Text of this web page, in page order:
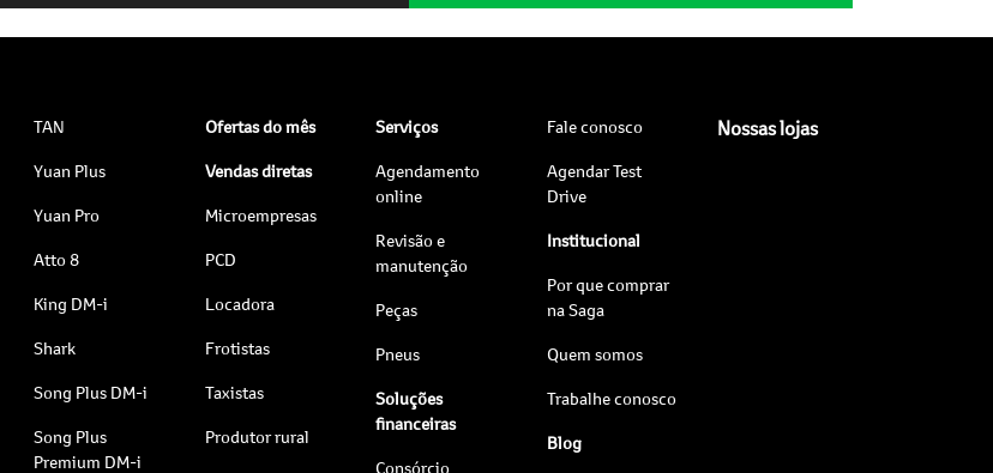
TAN
Yuan Plus
Yuan Pro
Atto 8
King DM-i
Shark
Song Plus DM-i
Song Plus
Premium DM-i
Ofertas do mês
Vendas diretas
Microempresas
PCD
Locadora
Frotistas
Taxistas
Produtor rural
Serviços
Agendamento
online
Revisão e
manutenção
Peças
Pneus
Soluções
financeiras
Consórcio
Fale conosco
Agendar Test
Drive
Institucional
Por que comprar
na Saga
Quem somos
Trabalhe conosco
Blog
Nossas lojas